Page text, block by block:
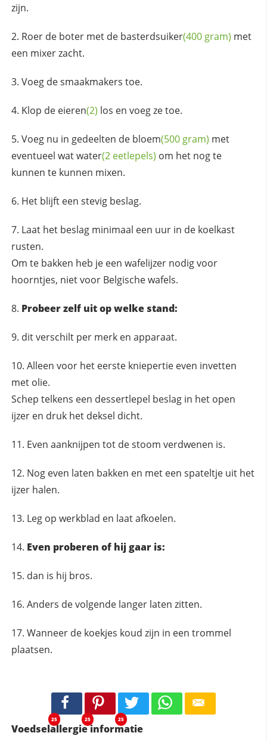
zijn.
Roer de boter met de basterdsuiker(400 gram) met
een mixer zacht.
Voeg de smaakmakers toe.
Klop de eieren(2) los en voeg ze toe.
Voeg nu in gedeelten de bloem(500 gram) met
eventueel watwater(2 eetlepels) om het nog te
kunnen te kunnen mixen.
Het blijft een stevig beslag.
Laat het beslag minimaal een uur in de koelkast
rusten.
Om te bakken heb je een wafelijzer nodig voor
hoorntjes, niet voor Belgische wafels.
Probeer zelf uit op welke stand:
dit verschilt per merk en apparaat.
Alleen voor het eerste kniepertie even invetten
met olie.
Schep telkens een dessertlepel beslag in het open
ijzer en druk het deksel dicht.
Even aanknijpen tot de stoom verdwenen is.
Nog even laten bakken en met een spateltje uit het
ijzer halen.
Leg op werkblad en laat afkoelen.
Even proberen of hij gaar is:
dan is hij bros.
Anders de volgende langer laten zitten.
Wanneer de koekjes koud zijn in een trommel
plaatsen.
25 25 25
Voedselallergie informatie